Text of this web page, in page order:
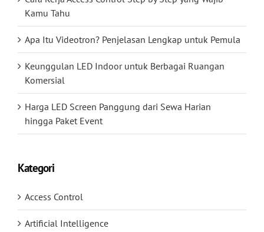
Kamu Tahu
Apa Itu Videotron? Penjelasan Lengkap untuk Pemula
Keunggulan LED Indoor untuk Berbagai Ruangan
Komersial
Harga LED Screen Panggung dari Sewa Harian
hingga Paket Event
Kategori
Access Control
Artificial Intelligence